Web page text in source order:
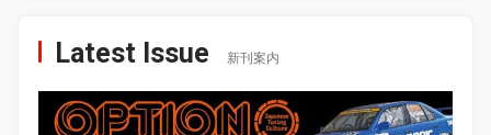
Latest Issue 新刊案内